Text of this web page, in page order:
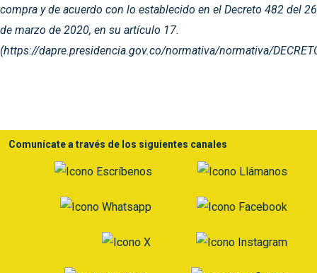
compra y de acuerdo con lo establecido en el Decreto 482 del 26
de marzo de 2020, en su artículo 17.
(https://dapre.presidencia.gov.co/normativa/normativa/
Comunícate a través de los siguientes canales